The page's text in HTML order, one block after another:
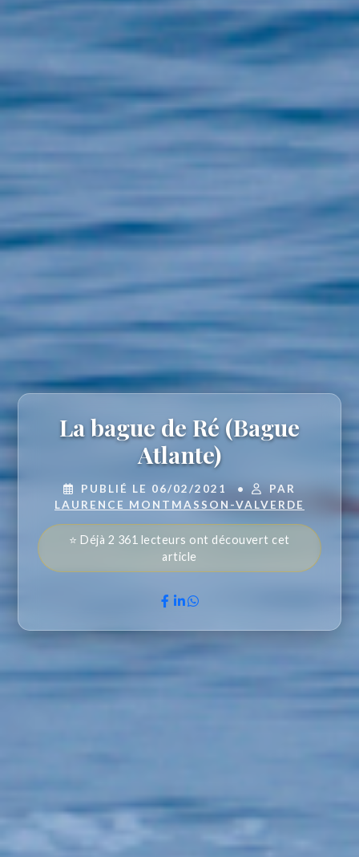
La bague de Ré (Bague
Atlante)
PUBLIÉ LE 06/02/2021 •
PAR
LAURENCE MONTMASSON-VALVERDE
⭐ Déjà 2 361 lecteurs ont découvert cet
article